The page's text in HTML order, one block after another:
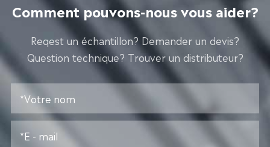
Comment pouvons-nous vous aider?
Reqest un échantillon? Demander un devis?
Question technique? Trouver un distributeur?